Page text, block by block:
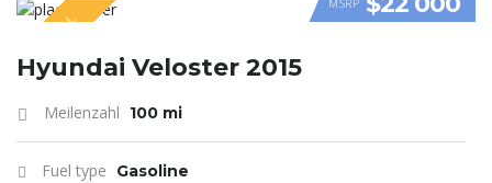
VIDEO
SPECIAL
Hyundai Veloster 2015
Meilenzahl 100 mi
Fuel type Gasoline